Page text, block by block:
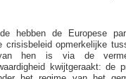
hebben de Europese
crisisbeleid opmerkelijke
hen is via de
kwijtgeraakt: de